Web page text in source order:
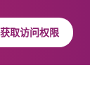
取访问权限